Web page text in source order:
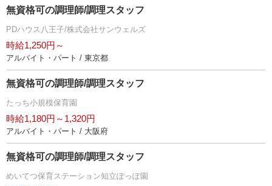
無資格可の調理師/調理スタッフ
PDハウス八王子/株式会社サンウェルズ
時給1,250円～
アルバイト・パート / 東京都
無資格可の調理師/調理スタッフ
たっち小規模保育園
時給1,180円～1,320円
アルバイト・パート / 大阪府
無資格可の調理師/調理スタッフ
めいてつ保育ステーション知立ぽっぽ園